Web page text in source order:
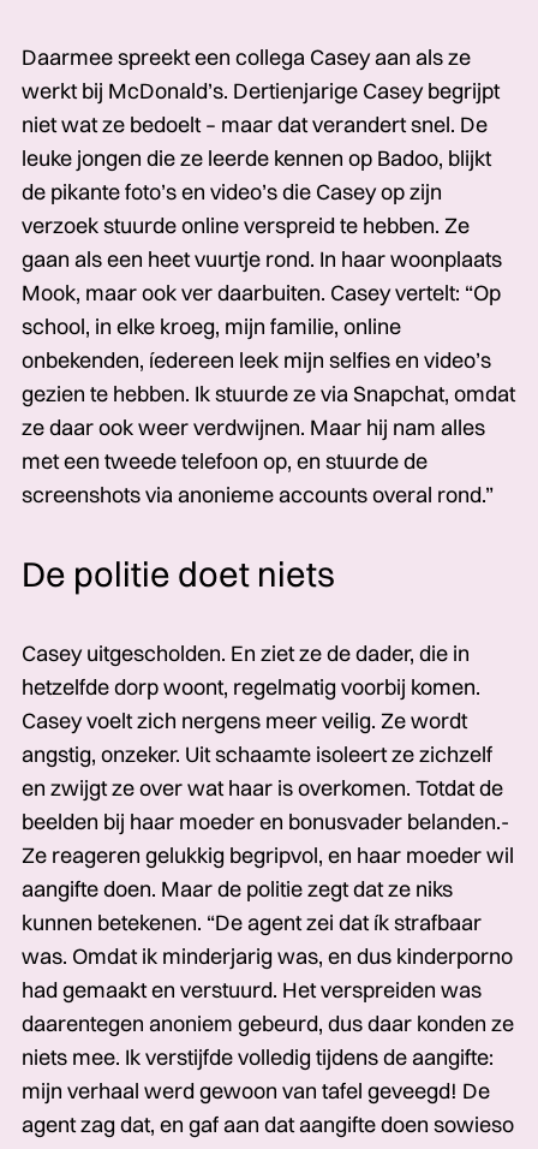
Daarmee spreekt een collega Casey aan als ze
werkt bij Mc­Donald’s. Dertienjarige­­­ Casey begrijpt
niet wat ze bedoelt – maar dat verandert snel. De
leuke jongen die ze leerde kennen op Badoo, blijkt
de pikante foto’s en video’s die Casey op zijn
verzoek stuurde online verspreid te hebben. Ze
gaan als een heet vuurtje rond. In haar woonplaats
Mook, maar ook ver daarbuiten. Casey vertelt: “Op
school, in elke kroeg, mijn familie, online
onbekenden, íedereen­­­ leek mijn selfies en video’s
gezien te hebben. Ik stuurde ze via Snapchat, omdat
ze daar ook weer verdwijnen.­­­ Maar hij nam alles
met een tweede telefoon op, en stuurde­­­ de
screenshots via anonieme accounts overal rond.”
De politie doet niets
Casey uitgescholden. En ziet ze de dader, die in
hetzelfde dorp woont, regelmatig voorbij komen.
Casey voelt zich nergens meer veilig. Ze wordt
angstig, onzeker. Uit schaamte isoleert ze zichzelf
en zwijgt ze over wat haar is overkomen. Totdat de
beelden bij haar moeder en bonusvader belanden.­­­
Ze reageren gelukkig begripvol,­­­ en haar moeder wil
aangifte doen. Maar de politie­­­ zegt dat ze niks
kunnen betekenen.­­­ “De agent zei dat ík strafbaar
was. Omdat ik minderjarig was, en dus kinderporno
had gemaakt en verstuurd. Het verspreiden was
daarentegen anoniem gebeurd, dus daar konden ze
niets mee. Ik verstijfde volledig tijdens de aangifte:
mijn verhaal werd gewoon van tafel geveegd! De
agent zag dat, en gaf aan dat aangifte doen sowieso